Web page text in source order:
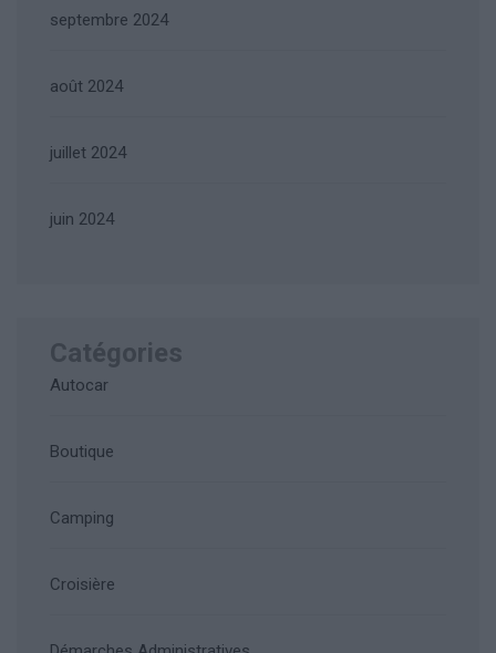
septembre 2024
août 2024
juillet 2024
juin 2024
Catégories
Autocar
Boutique
Camping
Croisière